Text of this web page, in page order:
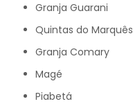
Granja Guarani
Quintas do Marquês
Granja Comary
Magé
Piabetá